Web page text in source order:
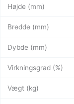
Højde (mm)
Bredde (mm)
Dybde (mm)
Virkningsgrad (%)
Vægt (kg)